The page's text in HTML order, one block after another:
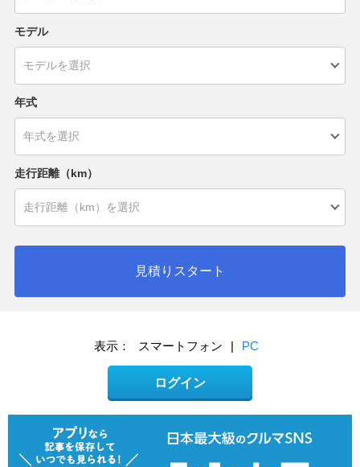
モデル
年式
走行距離（km）
見積りスタート
表示： スマートフォン | PC
ログイン